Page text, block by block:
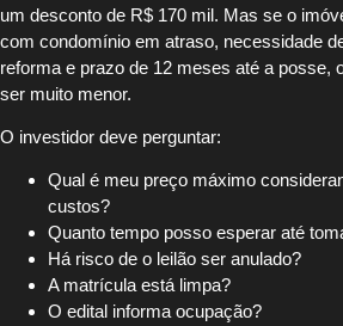
um desconto de R$ 170 mil. Mas se o
com condomínio em atraso, necessidade
reforma e prazo de 12 meses até a posse,
ser muito menor.
O investidor deve perguntar:
Qual é meu preço máximo
custos?
Quanto tempo posso esperar até
Há risco de o leilão ser anulado?
A matrícula está limpa?
O edital informa ocupação?